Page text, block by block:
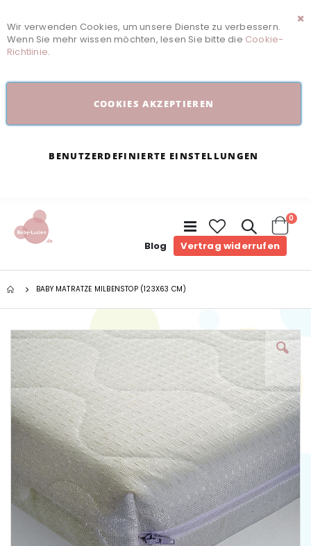
Wir verwenden Cookies, um unsere Dienste zu verbessern.
Wenn Sie mehr wissen möchten, lesen Sie bitte die Cookie-
Richtlinie.
COOKIES AKZEPTIEREN
BENUTZERDEFINIERTE EINSTELLUNGEN
Navigation
umschalten
Blog Vertrag widerrufenCart
0
BABY MATRATZE MILBENSTOP (123X63 CM)
Zum
Ende
der
Bildgalerie
springen